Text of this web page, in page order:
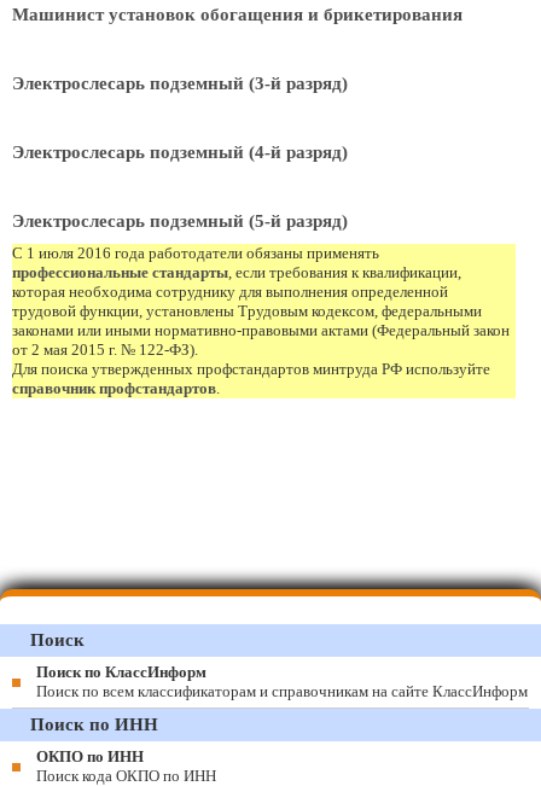
Машинист установок обогащения и брикетирования
Электрослесарь подземный (3-й разряд)
Электрослесарь подземный (4-й разряд)
Электрослесарь подземный (5-й разряд)
С 1 июля 2016 года работодатели обязаны применять
профессиональные стандарты, если требования к квалификации,
которая необходима сотруднику для выполнения определенной
трудовой функции, установлены Трудовым кодексом, федеральными
законами или иными нормативно-правовыми актами (Федеральный закон
от 2 мая 2015 г. № 122-ФЗ).
Для поиска утвержденных профстандартов минтруда РФ используйте
справочник профстандартов.
Поиск
Поиск по КлассИнформ
Поиск по всем классификаторам и справочникам на сайте КлассИнформ
Поиск по ИНН
ОКПО по ИНН
Поиск кода ОКПО по ИНН